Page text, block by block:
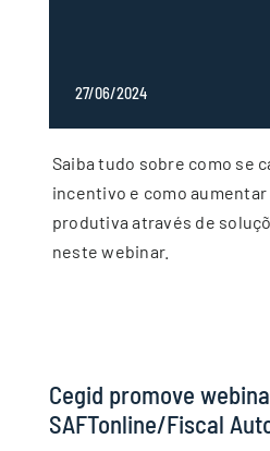
27/06/2024
Saiba tudo sobre como se
incentivo e como aumentar
produtiva através de
neste webinar.
Cegid promove
SAFTonline/Fiscal